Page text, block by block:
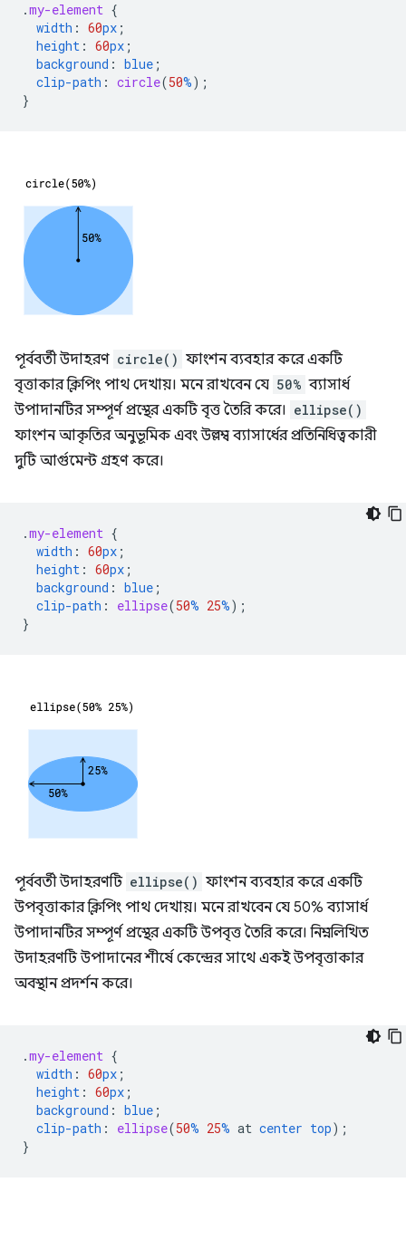
.my-element {
width : 60px ;
height : 60px ;
background : blue ;
clip-path : circle(50%);
}
পূর্ববর্তী উদাহরণ circle() ফাংশন ব্যবহার করে একটি
বৃত্তাকার ক্লিপিং পাথ দেখায়। মনে রাখবেন যে 50% ব্যাসার্ধ
উপাদানটির সম্পূর্ণ প্রস্থের একটি বৃত্ত তৈরি করে। ellipse()
ফাংশন আকৃতির অনুভূমিক এবং উল্লম্ব ব্যাসার্ধের প্রতিনিধিত্বকারী
দুটি আর্গুমেন্ট গ্রহণ করে।
.my-element {
width : 60px ;
height : 60px ;
background : blue ;
clip-path : ellipse(50% 25%);
}
পূর্ববর্তী উদাহরণটি ellipse() ফাংশন ব্যবহার করে একটি
উপবৃত্তাকার ক্লিপিং পাথ দেখায়। মনে রাখবেন যে 50% ব্যাসার্ধ
উপাদানটির সম্পূর্ণ প্রস্থের একটি উপবৃত্ত তৈরি করে। নিম্নলিখিত
উদাহরণটি উপাদানের শীর্ষে কেন্দ্রের সাথে একই উপবৃত্তাকার
অবস্থান প্রদর্শন করে।
.my-element {
width : 60px ;
height : 60px ;
background : blue ;
clip-path : ellipse(50% 25% at center top);
}